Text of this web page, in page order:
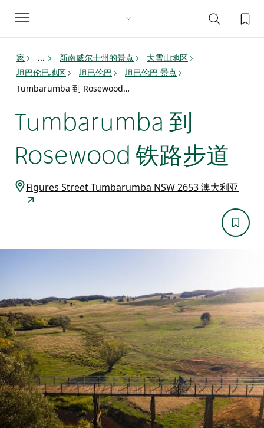
Toggle
navigation
家 ... 新南威尔士州的景点
大雪山地区
坦巴伦巴地区
坦巴伦巴
坦巴伦巴 景点
Tumbarumba 到 Rosewood 铁路步道
Tumbarumba 到
Rosewood 铁路步道
Figures Street Tumbarumba NSW 2653 澳大利亚